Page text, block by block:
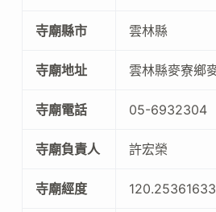
寺廟縣市 雲林縣
寺廟地址 雲林縣麥寮鄉
寺廟電話 05-6932304
寺廟負責人 許宏榮
寺廟經度